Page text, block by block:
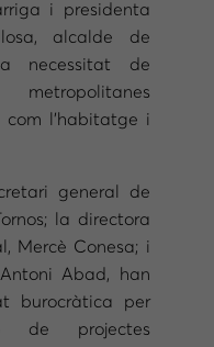
i presidenta
alcalde de
necessitat de
com l’habitatge i
general de
la directora
Mercè Conesa; i
Abad, han
burocràtica per
de projectes